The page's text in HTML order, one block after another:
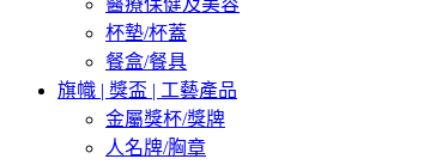
醫療保健及美容
杯墊/杯蓋
餐盒/餐具
旗幟 | 獎盃 | 工藝產品
金屬獎杯/獎牌
人名牌/胸章